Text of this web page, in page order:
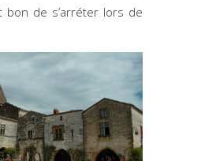
bon de s’arréter lors de